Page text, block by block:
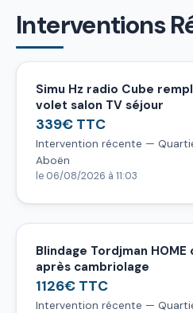
Interventions
Simu Hz radio Cube
volet salon TV séjour
339€ TTC
Intervention récente —
Aboën
le 06/08/2026 à 11:03
Blindage Tordjman
après cambriolage
1126€ TTC
Intervention récente —